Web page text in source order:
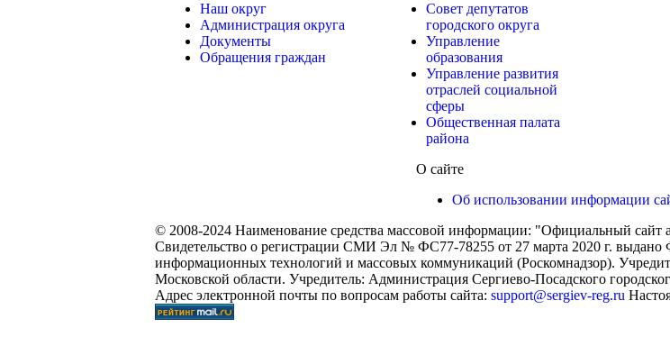
Наш округ
Администрация округа
Документы
Обращения граждан
Совет депутатов
городского округа
Управление
образования
Управление развития
отраслей социальной
сферы
Общественная палата
района
О сайте
Об использовании информации
© 2008-2024 Наименование средства массовой информации: "Официальный сайт
Свидетельство о регистрации СМИ Эл № ФС77-78255 от 27 марта 2020 г. выдано
информационных технологий и массовых коммуникаций (Роскомнадзор).
Московской области. Учредитель: Администрация Сергиево-Посадского
Адрес электронной почты по вопросам работы сайта: support@sergiev-reg.ru